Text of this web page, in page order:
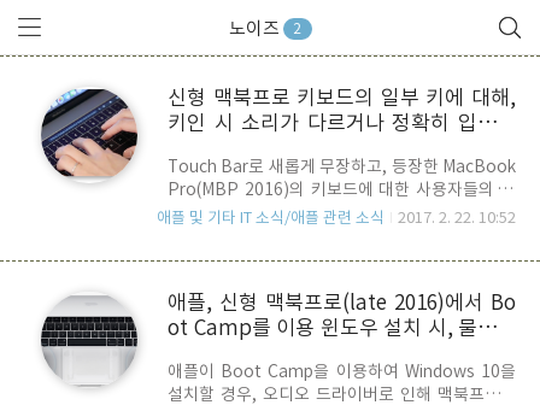
노이즈 2
신형 맥북프로 키보드의 일부 키에 대해,
키인 시 소리가 다르거나 정확히 입력이
Touch Bar로 새롭게 무장하고, 등장한 MacBook
Pro(MBP 2016)의 키보드에 대한 사용자들의 불
만이 많은가 봅니다. 문제는 키보드의 각 키마다 키
도 실제로는 키가 눌려지지 않는다는 것인데
MacBook 모델에 적용되었던 나비구조(Butterfly
Mechanism)을 변형한 2세대 나비구조 키보드를
않고, 키의 측면이나 누르는 각도에 관계없이 정확
하게 반응할 수 있는 구조를 채택함으로써, 최대 4
애플 및 기타 IT 소식/애플 관련 소식 2017. 2. 22. 10:52
애플, 신형 맥북프로(late 2016)에서 Bo
ot Camp를 이용 윈도우 설치 시, 물리적
애플이 Boot Camp을 이용하여 Windows 10을
설치할 경우, 오디오 드라이버로 인해 맥북프로의